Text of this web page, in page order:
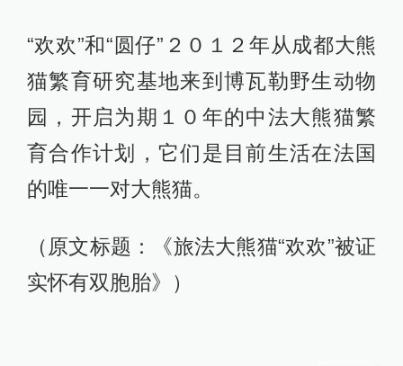
“欢欢”和“圆仔”２０１２年从成都大熊
猫繁育研究基地来到博瓦勒野生动物
园，开启为期１０年的中法大熊猫繁
育合作计划，它们是目前生活在法国
的唯一一对大熊猫。
（原文标题：《旅法大熊猫“欢欢”被证
实怀有双胞胎》）